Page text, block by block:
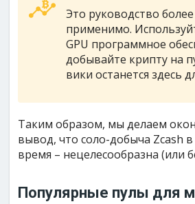
Это руководство
применимо.
GPU программное
добывайте крипту на
вики останется здесь
Таким образом, мы делаем
вывод, что соло-добыча Zcash
время – нецелесообразна (или
Популярные пулы для